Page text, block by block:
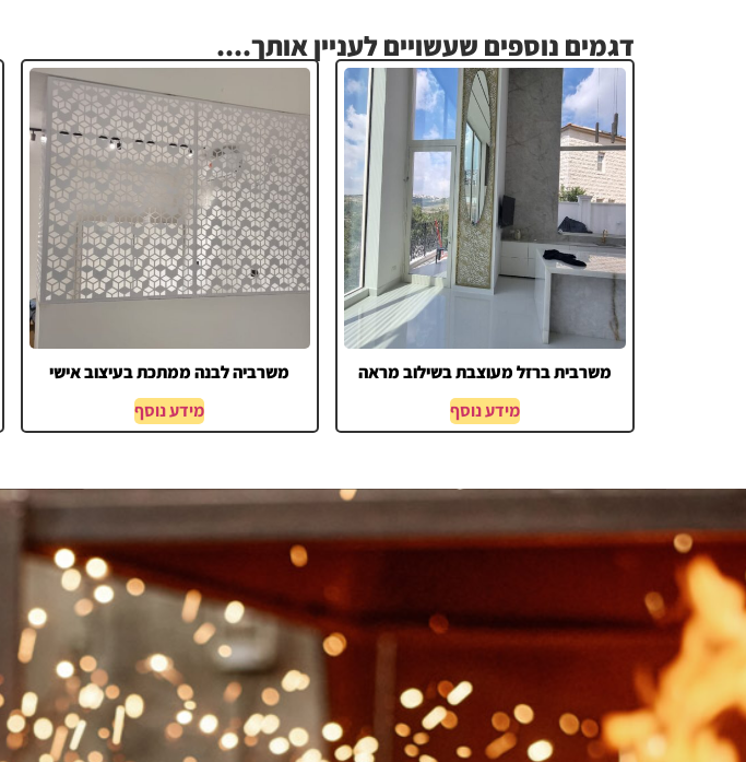
דגמים נוספים שעשויים לעניין אותך....
משרבית ברזל מעוצבת בשילוב מראה
מידע נוסף
משרביה לבנה ממתכת בעיצוב אישי
מידע נוסף